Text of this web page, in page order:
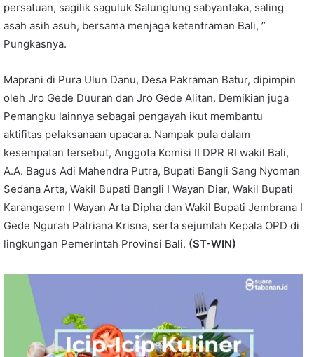
persatuan, sagilik saguluk Salunglung sabyantaka, saling
asah asih asuh, bersama menjaga ketentraman Bali, ”
Pungkasnya.
Maprani di Pura Ulun Danu, Desa Pakraman Batur, dipimpin
oleh Jro Gede Duuran dan Jro Gede Alitan. Demikian juga
Pemangku lainnya sebagai pengayah ikut membantu
aktifitas pelaksanaan upacara. Nampak pula dalam
kesempatan tersebut, Anggota Komisi II DPR RI wakil Bali,
A.A. Bagus Adi Mahendra Putra, Bupati Bangli Sang Nyoman
Sedana Arta, Wakil Bupati Bangli I Wayan Diar, Wakil Bupati
Karangasem I Wayan Arta Dipha dan Wakil Bupati Jembrana I
Gede Ngurah Patriana Krisna, serta sejumlah Kepala OPD di
lingkungan Pemerintah Provinsi Bali. (ST-WIN)